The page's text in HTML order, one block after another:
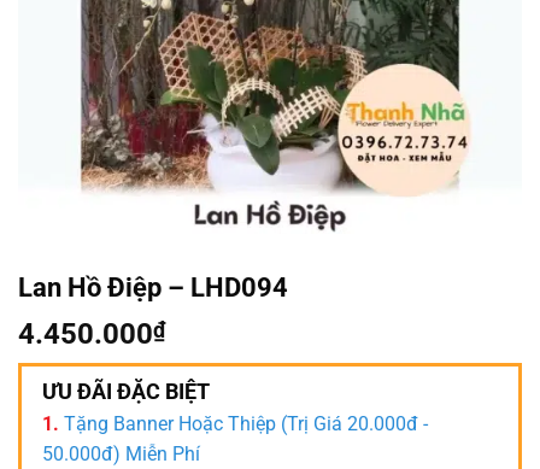
Lan Hồ Điệp – LHD094
4.450.000₫
ƯU ĐÃI ĐẶC BIỆT
1. Tặng Banner Hoặc Thiệp (Trị Giá 20.000đ -
50.000đ) Miễn Phí